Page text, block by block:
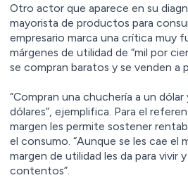
Otro actor que aparece en su
mayorista de productos para
empresario marca una crítica muy
márgenes de utilidad de “mil por
se compran baratos y se venden a
“Compran una chuchería a un
dólares”, ejemplifica. Para el
margen les permite sostener
el consumo. “Aunque se les cae el
margen de utilidad les da para vivir
contentos”.